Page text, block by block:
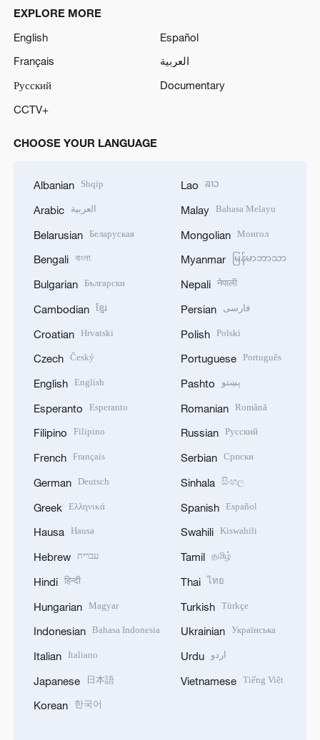
EXPLORE MORE
English
Español
Français
العربية
Русский
Documentary
CCTV+
CHOOSE YOUR LANGUAGE
Albanian Shqip
Arabic العربية
Belarusian Беларуская
Bengali বাংলা
Bulgarian Български
Cambodian ខ្មែរ
Croatian Hrvatski
Czech Český
English English
Esperanto Esperanto
Filipino Filipino
French Français
German Deutsch
Greek Ελληνικά
Hausa Hausa
Hebrew עברית
Hindi हिन्दी
Hungarian Magyar
Indonesian Bahasa Indonesia
Italian Italiano
Japanese 日本語
Korean 한국어
Lao ລາວ
Malay Bahasa Melayu
Mongolian Монгол
Myanmar မြန်မာဘာသာ
Nepali नेपाली
Persian فارسی
Polish Polski
Portuguese Português
Pashto پښتو
Romanian Română
Russian Русский
Serbian Српски
Sinhala සිංහල
Spanish Español
Swahili Kiswahili
Tamil தமிழ்
Thai ไทย
Turkish Türkçe
Ukrainian Українська
Urdu اردو
Vietnamese Tiếng Việt